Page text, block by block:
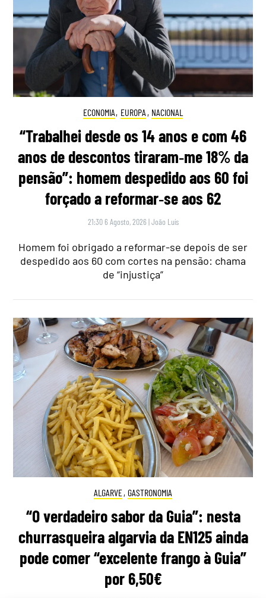
ECONOMIA, EUROPA , NACIONAL
“Trabalhei desde os 14 anos e com 46
anos de descontos tiraram‑me 18% da
pensão”: homem despedido aos 60 foi
forçado a reformar‑se aos 62
21:30 6 Agosto, 2026 |João Luís
Homem foi obrigado a reformar-se depois de ser
despedido aos 60 com cortes na pensão: chama
de “injustiça”
ALGARVE, GASTRONOMIA
“O verdadeiro sabor da Guia”: nesta
churrasqueira algarvia da EN125 ainda
pode comer “excelente frango à Guia”
por 6,50€